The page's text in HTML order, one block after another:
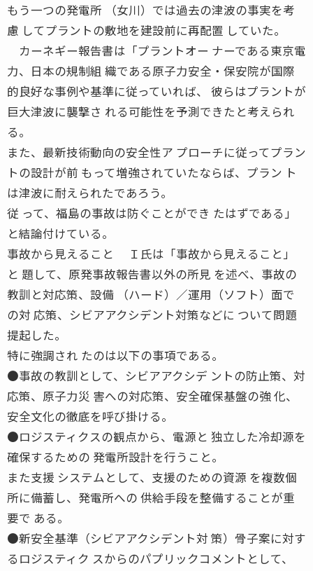
もう一つの発電所 （女川）では過去の津波の事実を考
慮 してプラントの敷地を建設前に再配置 していた。
カーネギー報告書は「プラントオー ナーである東京電
力、日本の規制組 織である原子力安全・保安院が国際
的良好な事例や基準に従っていれば、 彼らはプラントが
巨大津波に襲撃さ れる可能性を予測できたと考えられ
る。
また、最新技術動向の安全性ア プローチに従ってプラン
トの設計が前 もって増強されていたならば、プラン ト
は津波に耐えられたであろう。
従 って、福島の事故は防ぐことができ たはずである」
と結論付けている。
事故から見えること Ｉ氏は「事故から見えること」
と 題して、原発事故報告書以外の所見 を述べ、事故の
教訓と対応策、設備 （ハード）／運用（ソフト）面で
の対 応策、シビアアクシデント対策などに ついて問題
提起した。
特に強調され たのは以下の事項である。
●事故の教訓として、シビアアクシデ ントの防止策、対
応策、原子力災 害への対応策、安全確保基盤の強 化、
安全文化の徹底を呼び掛ける。
●ロジスティクスの観点から、電源と 独立した冷却源を
確保するための 発電所設計を行うこと。
また支援 システムとして、支援のための資源 を複数個
所に備蓄し、発電所への 供給手段を整備することが重
要で ある。
●新安全基準（シビアアクシデント対 策）骨子案に対す
るロジスティク スからのパプリックコメントとして、